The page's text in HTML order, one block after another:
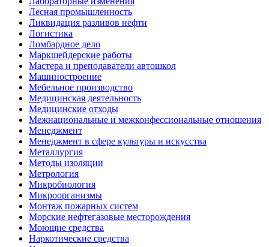
Лесная промышленность
Ликвидация разливов нефти
Логистика
Ломбардное дело
Маркшейдерские работы
Мастера и преподаватели автошкол
Машиностроение
Мебельное производство
Медицинская деятельность
Медицинские отходы
Межнациональные и межконфессиональные отношения
Менеджмент
Менеджмент в сфере культуры и искусства
Металлургия
Методы изоляции
Метрология
Микробиология
Микроорганизмы
Монтаж пожарных систем
Морские нефтегазовые месторождения
Моющие средства
Наркотические средства